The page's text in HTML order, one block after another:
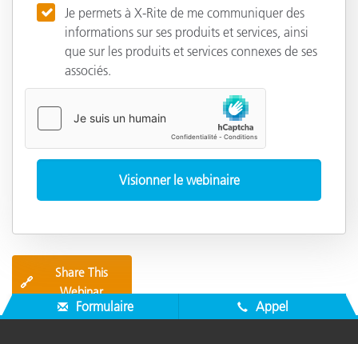
Je permets à X-Rite de me communiquer des
informations sur ses produits et services, ainsi
que sur les produits et services connexes de ses
associés.
🔗
Share This
Webinar
Formulaire Appel